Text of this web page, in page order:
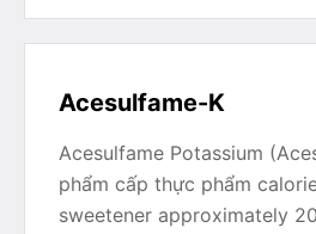
Acesulfame-K
Acesulfame Potassium
phẩm cấp thực phẩm
sweetener approximately